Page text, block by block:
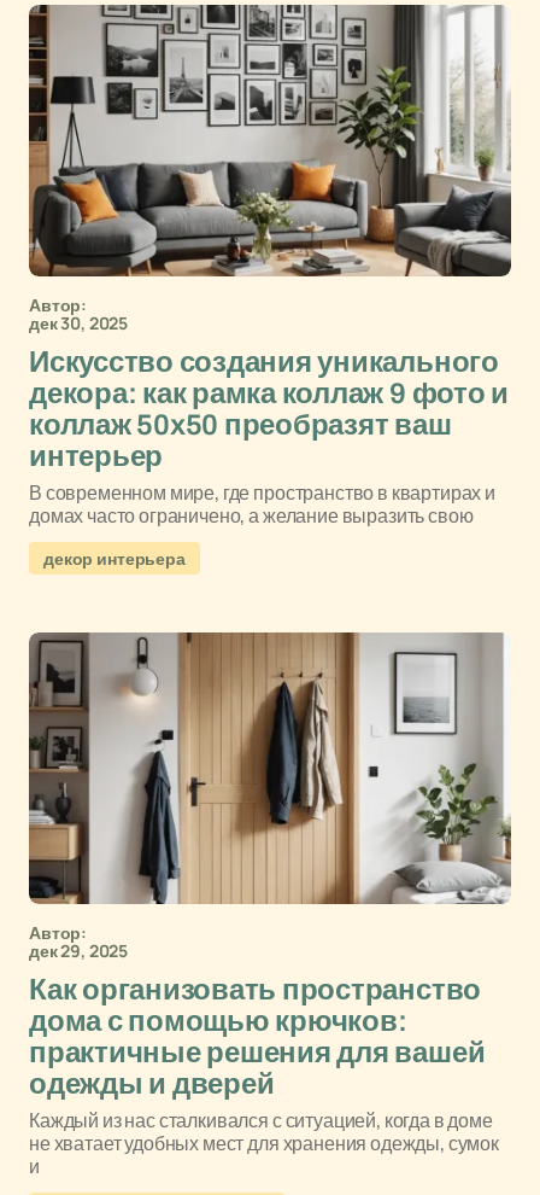
Автор:
дек 30, 2025
Искусство создания уникального
декора: как рамка коллаж 9 фото и
коллаж 50x50 преобразят ваш
интерьер
В современном мире, где пространство в квартирах и
домах часто ограничено, а желание выразить свою
декор интерьера
Автор:
дек 29, 2025
Как организовать пространство
дома с помощью крючков:
практичные решения для вашей
одежды и дверей
Каждый из нас сталкивался с ситуацией, когда в доме
не хватает удобных мест для хранения одежды, сумок
и